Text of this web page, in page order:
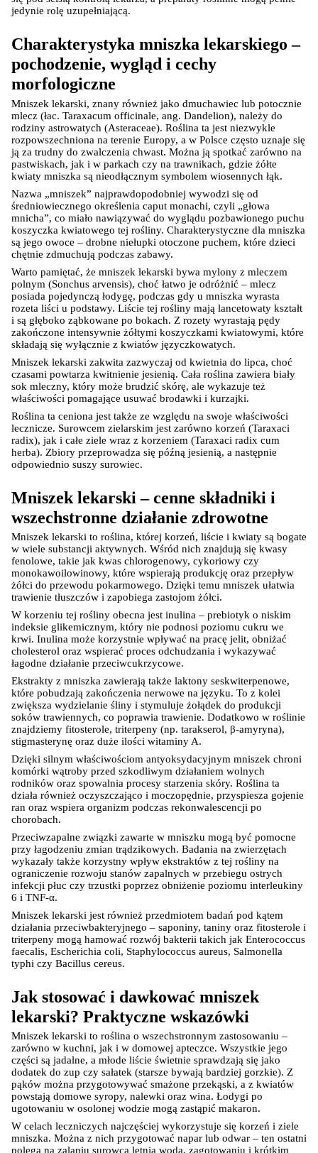
Korzystamy z plików cookies w celu
dostosowania zawartości serwisu do Twoich
preferencji. Więcej informacji znajdziesz w
jedynie rolę uzupełniającą.
Charakterystyka mniszka lekarskiego –
pochodzenie, wygląd i cechy
morfologiczne
Mniszek lekarski, znany również jako dmuchawiec lub potocznie
mlecz (łac. Taraxacum officinale, ang. Dandelion), należy do
rodziny astrowatych (Asteraceae). Roślina ta jest niezwykle
rozpowszechniona na terenie Europy, a w Polsce często uznaje się
ją za trudny do zwalczenia chwast. Można ją spotkać zarówno na
pastwiskach, jak i w parkach czy na trawnikach, gdzie żółte
kwiaty mniszka są nieodłącznym symbolem wiosennych łąk.
Nazwa „mniszek” najprawdopodobniej wywodzi się od
średniowiecznego określenia caput monachi, czyli „głowa
mnicha”, co miało nawiązywać do wyglądu pozbawionego puchu
koszyczka kwiatowego tej rośliny. Charakterystyczne dla mniszka
są jego owoce – drobne niełupki otoczone puchem, które dzieci
chętnie zdmuchują podczas zabawy.
Warto pamiętać, że mniszek lekarski bywa mylony z mleczem
polnym (Sonchus arvensis), choć łatwo je odróżnić – mlecz
posiada pojedynczą łodygę, podczas gdy u mniszka wyrasta
rozeta liści u podstawy. Liście tej rośliny mają lancetowaty kształt
i są głęboko ząbkowane po bokach. Z rozety wyrastają pędy
zakończone intensywnie żółtymi koszyczkami kwiatowymi, które
składają się wyłącznie z kwiatów języczkowatych.
Mniszek lekarski zakwita zazwyczaj od kwietnia do lipca, choć
czasami powtarza kwitnienie jesienią. Cała roślina zawiera biały
sok mleczny, który może brudzić skórę, ale wykazuje też
właściwości pomagające usuwać brodawki i kurzajki.
Roślina ta ceniona jest także ze względu na swoje właściwości
lecznicze. Surowcem zielarskim jest zarówno korzeń (Taraxaci
radix), jak i całe ziele wraz z korzeniem (Taraxaci radix cum
herba). Zbiory przeprowadza się późną jesienią, a następnie
odpowiednio suszy surowiec.
Mniszek lekarski – cenne składniki i
wszechstronne działanie zdrowotne
Mniszek lekarski to roślina, której korzeń, liście i kwiaty są bogate
w wiele substancji aktywnych. Wśród nich znajdują się kwasy
fenolowe, takie jak kwas chlorogenowy, cykoriowy czy
monokawoilowinowy, które wspierają produkcję oraz przepływ
żółci do przewodu pokarmowego. Dzięki temu mniszek ułatwia
trawienie tłuszczów i zapobiega zastojom żółci.
W korzeniu tej rośliny obecna jest inulina – prebiotyk o niskim
indeksie glikemicznym, który nie podnosi poziomu cukru we
krwi. Inulina może korzystnie wpływać na pracę jelit, obniżać
cholesterol oraz wspierać proces odchudzania i wykazywać
łagodne działanie przeciwcukrzycowe.
Ekstrakty z mniszka zawierają także laktony seskwiterpenowe,
które pobudzają zakończenia nerwowe na języku. To z kolei
zwiększa wydzielanie śliny i stymuluje żołądek do produkcji
soków trawiennych, co poprawia trawienie. Dodatkowo w roślinie
znajdziemy fitosterole, triterpeny (np. tarakserol, β-amyryna),
stigmasterynę oraz duże ilości witaminy A.
Dzięki silnym właściwościom antyoksydacyjnym mniszek chroni
komórki wątroby przed szkodliwym działaniem wolnych
rodników oraz spowalnia procesy starzenia skóry. Roślina ta
działa również oczyszczająco i moczopędnie, przyspiesza gojenie
ran oraz wspiera organizm podczas rekonwalescencji po
chorobach.
Przeciwzapalne związki zawarte w mniszku mogą być pomocne
przy łagodzeniu zmian trądzikowych. Badania na zwierzętach
wykazały także korzystny wpływ ekstraktów z tej rośliny na
ograniczenie rozwoju stanów zapalnych w przebiegu ostrych
infekcji płuc czy trzustki poprzez obniżenie poziomu interleukiny
6 i TNF-α.
Mniszek lekarski jest również przedmiotem badań pod kątem
działania przeciwbakteryjnego – saponiny, taniny oraz fitosterole i
triterpeny mogą hamować rozwój bakterii takich jak Enterococcus
faecalis, Escherichia coli, Staphylococcus aureus, Salmonella
typhi czy Bacillus cereus.
Jak stosować i dawkować mniszek
lekarski? Praktyczne wskazówki
Mniszek lekarski to roślina o wszechstronnym zastosowaniu –
zarówno w kuchni, jak i w domowej apteczce. Wszystkie jego
części są jadalne, a młode liście świetnie sprawdzają się jako
dodatek do zup czy sałatek (starsze bywają bardziej gorzkie). Z
pąków można przygotowywać smażone przekąski, a z kwiatów
powstają domowe syropy, nalewki oraz wina. Łodygi po
ugotowaniu w osolonej wodzie mogą zastąpić makaron.
W celach leczniczych najczęściej wykorzystuje się korzeń i ziele
mniszka. Można z nich przygotować napar lub odwar – ten ostatni
polega na zalaniu surowca letnią wodą, zagotowaniu i krótkim